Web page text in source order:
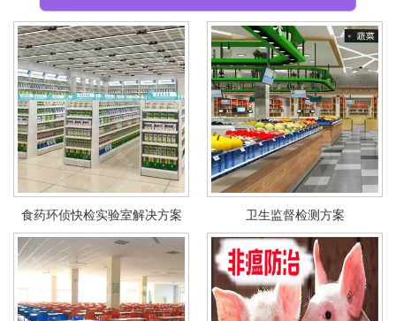
食药环侦快检实验室解决方案 卫生监督检测方案